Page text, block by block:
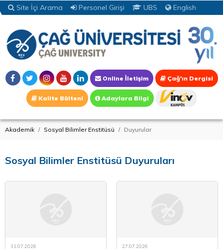
Site İçi Arama Personel Girişi UBS English
Online İletişim Çağ'ın Dergisi
Kalite Bülteni Adaylara Bilgi
Akademik Sosyal Bilimler Enstitüsü Duyurular
Sosyal Bilimler Enstitüsü Duyuruları
31.07.2026 27.07.2026